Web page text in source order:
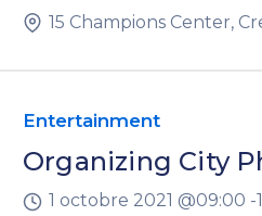
15 Champions Center,
Entertainment
Organizing City
1 octobre 2021 @09:00 -